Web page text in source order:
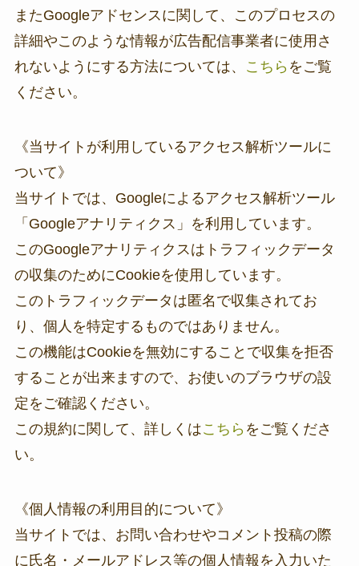
またGoogleアドセンスに関して、このプロセスの
詳細やこのような情報が広告配信事業者に使用さ
れないようにする方法については、
こちら をご覧
ください。
《当サイトが利用しているアクセス解析ツールに
ついて》
当サイトでは、Googleによるアクセス解析ツール
「Googleアナリティクス」を利用しています。
このGoogleアナリティクスはトラフィックデータ
の収集のためにCookieを使用しています。
このトラフィックデータは匿名で収集されてお
り、個人を特定するものではありません。
この機能はCookieを無効にすることで収集を拒否
することが出来ますので、お使いのブラウザの設
定をご確認ください。
この規約に関して、詳しくはこちら をご覧くださ
い。
《個人情報の利用目的について》
当サイトでは、お問い合わせやコメント投稿の際
に氏名・メールアドレス等の個人情報を入力いた